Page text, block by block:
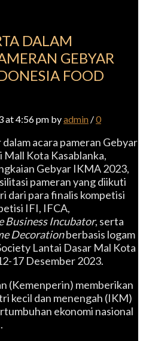
DALAM
GEBYAR
FOOD
at 4:56 pm byadmin /0
acara pameran Gebyar
Kota Kasablanka,
Gebyar IKMA 2023,
pameran yang diikuti
dari para finalis kompetisi
IFI, IFCA,
Business Incubator, serta
Decorationberbasis logam
Lantai Dasar Mal Kota
17 Desember 2023.
(Kemenperin) memberikan
kecil dan menengah (IKM)
ekonomi nasional